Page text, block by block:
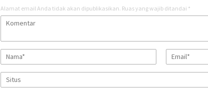
Alamat email Anda tidak akan dipublikasikan. Ruas yang wajib ditandai *